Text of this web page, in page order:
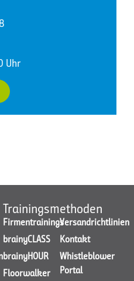
Uhr
Trainingsmethoden
Firmentrainings
brainyCLASS
brainyHOUR
Floorwalker
Versandrichtlinien
Kontakt
Whistleblower
Portal